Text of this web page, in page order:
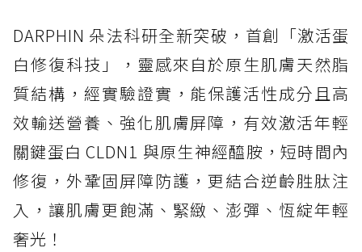
DARPHIN 朵法科研全新突破，首創「激活蛋
白修復科技」，靈感來自於原生肌膚天然脂
質結構，經實驗證實，能保護活性成分且高
效輸送營養、強化肌膚屏障，有效激活年輕
關鍵蛋白 CLDN1 與原生神經醯胺，短時間內
修復，外鞏固屏障防護，更結合逆齡胜肽注
入，讓肌膚更飽滿、緊緻、澎彈、恆綻年輕
奢光！